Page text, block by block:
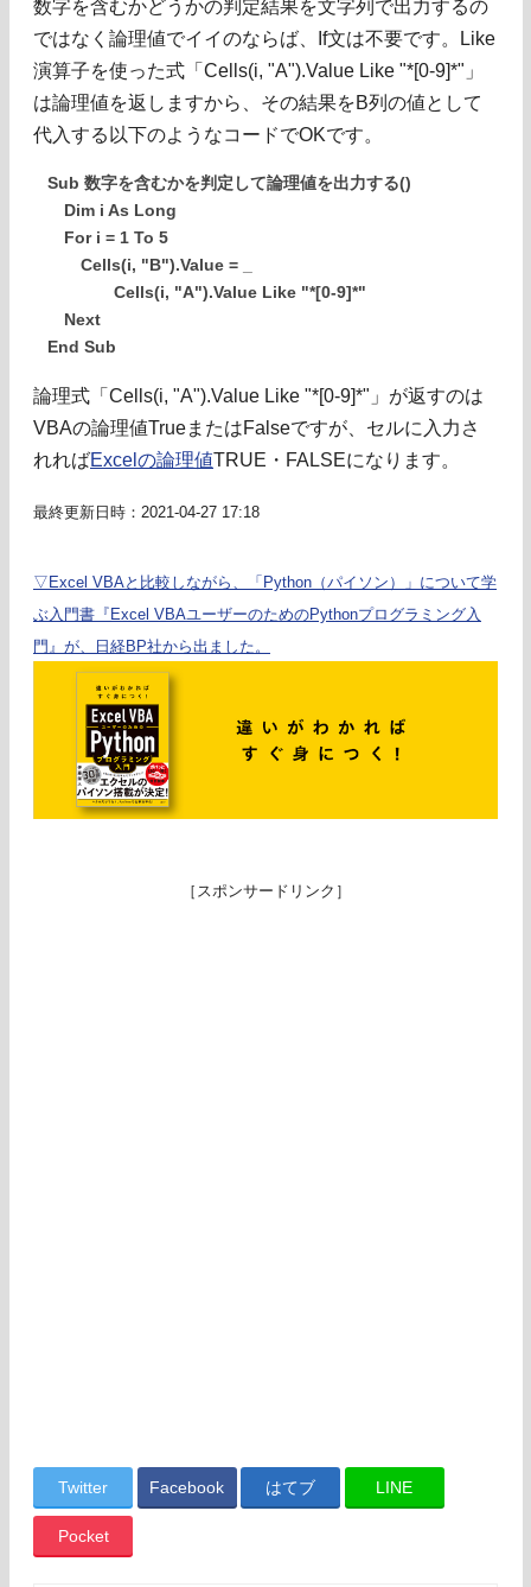
数字を含むかどうかの判定結果を文字列で出力するの
ではなく論理値でイイのならば、If文は不要です。Like
演算子を使った式「Cells(i, "A").Value Like "*[0-9]*"」
は論理値を返しますから、その結果をB列の値として
代入する以下のようなコードでOKです。
Sub 数字を含むかを判定して論理値を出力する()
Dim i As Long
For i = 1 To 5
Cells(i, "B").Value = _
Cells(i, "A").Value Like "*[0-9]*"
Next
End Sub
論理式「Cells(i, "A").Value Like "*[0-9]*"」が返すのは
VBAの論理値TrueまたはFalseですが、セルに入力さ
れればExcelの論理値TRUE・FALSEになります。
最終更新日時：2021-04-27 17:18
▽Excel VBAと比較しながら、「Python（パイソン）」について学
ぶ入門書『Excel VBAユーザーのためのPythonプログラミング入
門』が、日経BP社から出ました。
［スポンサードリンク］
Twitter Facebook はてブ LINE
Pocket